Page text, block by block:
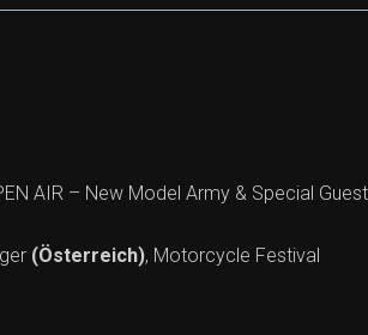
AIR – New Model Army & Special
(Österreich), Motorcycle Festival